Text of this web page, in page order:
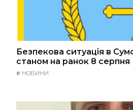
Безпекова ситуація в
станом на ранок 8 серпня
# НОВИНИ